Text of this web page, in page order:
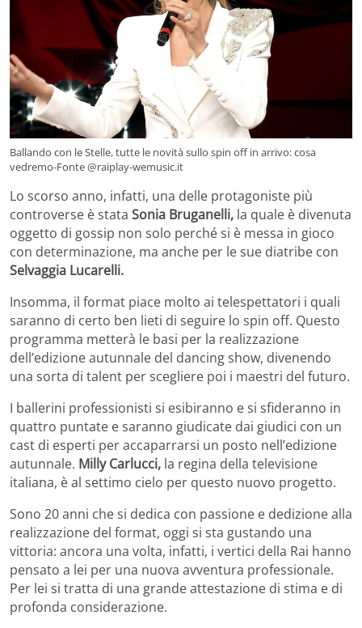
Ballando con le Stelle, tutte le novità sullo spin off in arrivo: cosa
vedremo-Fonte @raiplay-wemusic.it
Lo scorso anno, infatti, una delle protagoniste più
controverse è stata Sonia Bruganelli, la quale è divenuta
oggetto di gossip non solo perché si è messa in gioco
con determinazione, ma anche per le sue diatribe con
Selvaggia Lucarelli.
Insomma, il format piace molto ai telespettatori i quali
saranno di certo ben lieti di seguire lo spin off. Questo
programma metterà le basi per la realizzazione
dell’edizione autunnale del dancing show, divenendo
una sorta di talent per scegliere poi i maestri del futuro.
I ballerini professionisti si esibiranno e si sfideranno in
quattro puntate e saranno giudicate dai giudici con un
cast di esperti per accaparrarsi un posto nell’edizione
autunnale. Milly Carlucci, la regina della televisione
italiana, è al settimo cielo per questo nuovo progetto.
Sono 20 anni che si dedica con passione e dedizione alla
realizzazione del format, oggi si sta gustando una
vittoria: ancora una volta, infatti, i vertici della Rai hanno
pensato a lei per una nuova avventura professionale.
Per lei si tratta di una grande attestazione di stima e di
profonda considerazione.